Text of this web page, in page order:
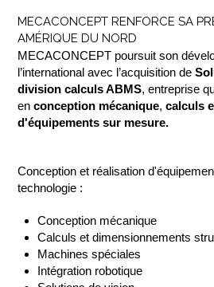
MECACONCEPT RENFORCE SA
AMÉRIQUE DU NORD
MECACONCEPT poursuit son
l’international avec l’acquisition de
division calculs ABMS, entreprise
enconception mécanique,calculs
d'équipements sur mesure.
Conception et réalisation
technologie :
Conception mécanique
Calculs et dimensionnements
Machines spéciales
Intégration robotique